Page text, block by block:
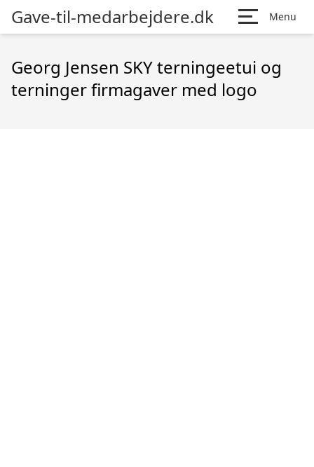
Gave-til-medarbejdere.dk Menu
Georg Jensen SKY terningeetui og
terninger firmagaver med logo